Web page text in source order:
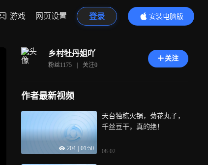
游戏 网页设置 登录
安装电脑版
内容更精彩
乡村牡丹姐吖
粉丝1175 | 关注0
关注
作者最新视频
204 01:50
天台独栋火锅，菊花丸子，
千丝豆干，真的绝！
08-02